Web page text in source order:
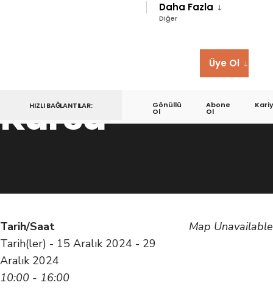
Daha Fazla
Diğer
Üye Ol
HIZLI BAĞLANTILAR: Gönüllü
Ol
Abone
Ol
Robot Kolu
Programlama
Kursu
Map Unavailable
Tarih/Saat
Tarih(ler) - 15 Aralık 2024 - 29
Aralık 2024
10:00 - 16:00